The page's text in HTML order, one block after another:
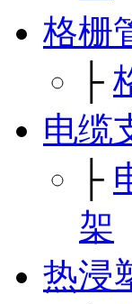
格栅
├
电缆
├
架
热浸